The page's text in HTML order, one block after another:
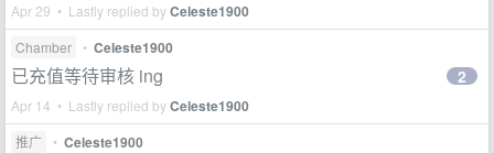
Apr 29 • Lastly replied byCeleste1900
Chamber • Celeste1900
已充值等待审核 ing
Apr 14 • Lastly replied byCeleste1900
2
推广 • Celeste1900